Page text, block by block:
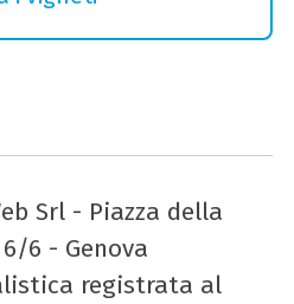
Srl - Piazza della
6 - Genova
registrata al